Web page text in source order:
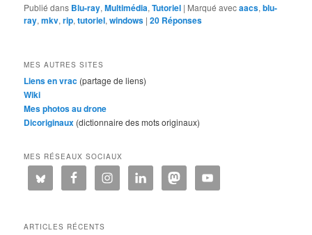
Publié dans Blu-ray,Multimédia,Tutoriel | Marqué avecaacs,blu-
ray,mkv,rip,tutoriel,windows |20 Réponses
MES AUTRES SITES
Liens en vrac (partage de liens)
Wiki
Mes photos au drone
Dicoriginaux (dictionnaire des mots originaux)
MES RÉSEAUX SOCIAUX
ARTICLES RÉCENTS